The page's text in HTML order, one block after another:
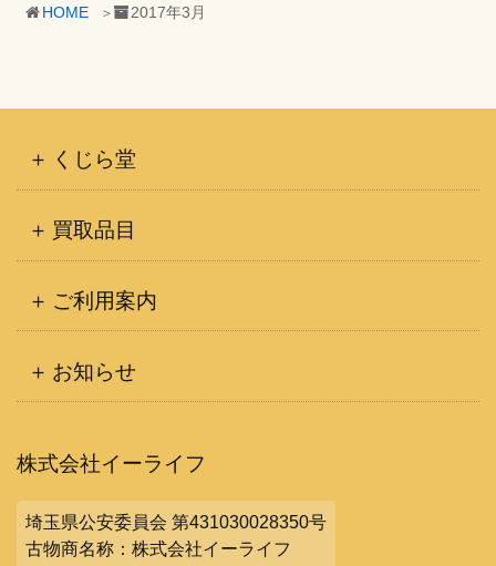
HOME 2017年3月
くじら堂
買取品目
ご利用案内
お知らせ
株式会社イーライフ
埼玉県公安委員会 第431030028350号
古物商名称：株式会社イーライフ